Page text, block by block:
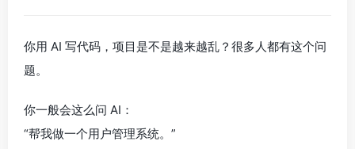
你用 AI 写代码，项目是不是越来越乱？很多人都有这个问
题。
你一般会这么问 AI：
“帮我做一个用户管理系统。”